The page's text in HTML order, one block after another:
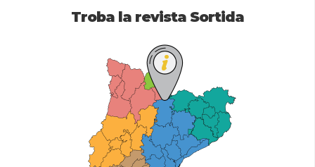
Troba la revista Sortida